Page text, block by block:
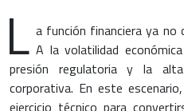
L a función financiera ya no
A la volatilidad
presión regulatoria y la
corporativa. En este